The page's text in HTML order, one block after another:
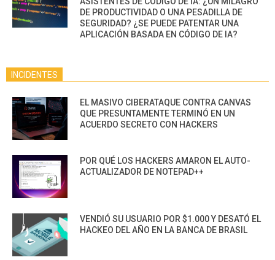
DE PRODUCTIVIDAD O UNA PESADILLA DE
SEGURIDAD? ¿SE PUEDE PATENTAR UNA
APLICACIÓN BASADA EN CÓDIGO DE IA?
INCIDENTES
EL MASIVO CIBERATAQUE CONTRA CANVAS
QUE PRESUNTAMENTE TERMINÓ EN UN
ACUERDO SECRETO CON HACKERS
POR QUÉ LOS HACKERS AMARON EL AUTO-
ACTUALIZADOR DE NOTEPAD++
VENDIÓ SU USUARIO POR $1.000 Y DESATÓ EL
HACKEO DEL AÑO EN LA BANCA DE BRASIL